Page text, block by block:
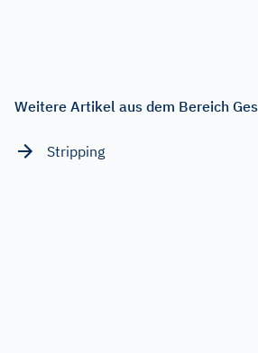
Weitere Artikel aus dem Bereich
Stripping